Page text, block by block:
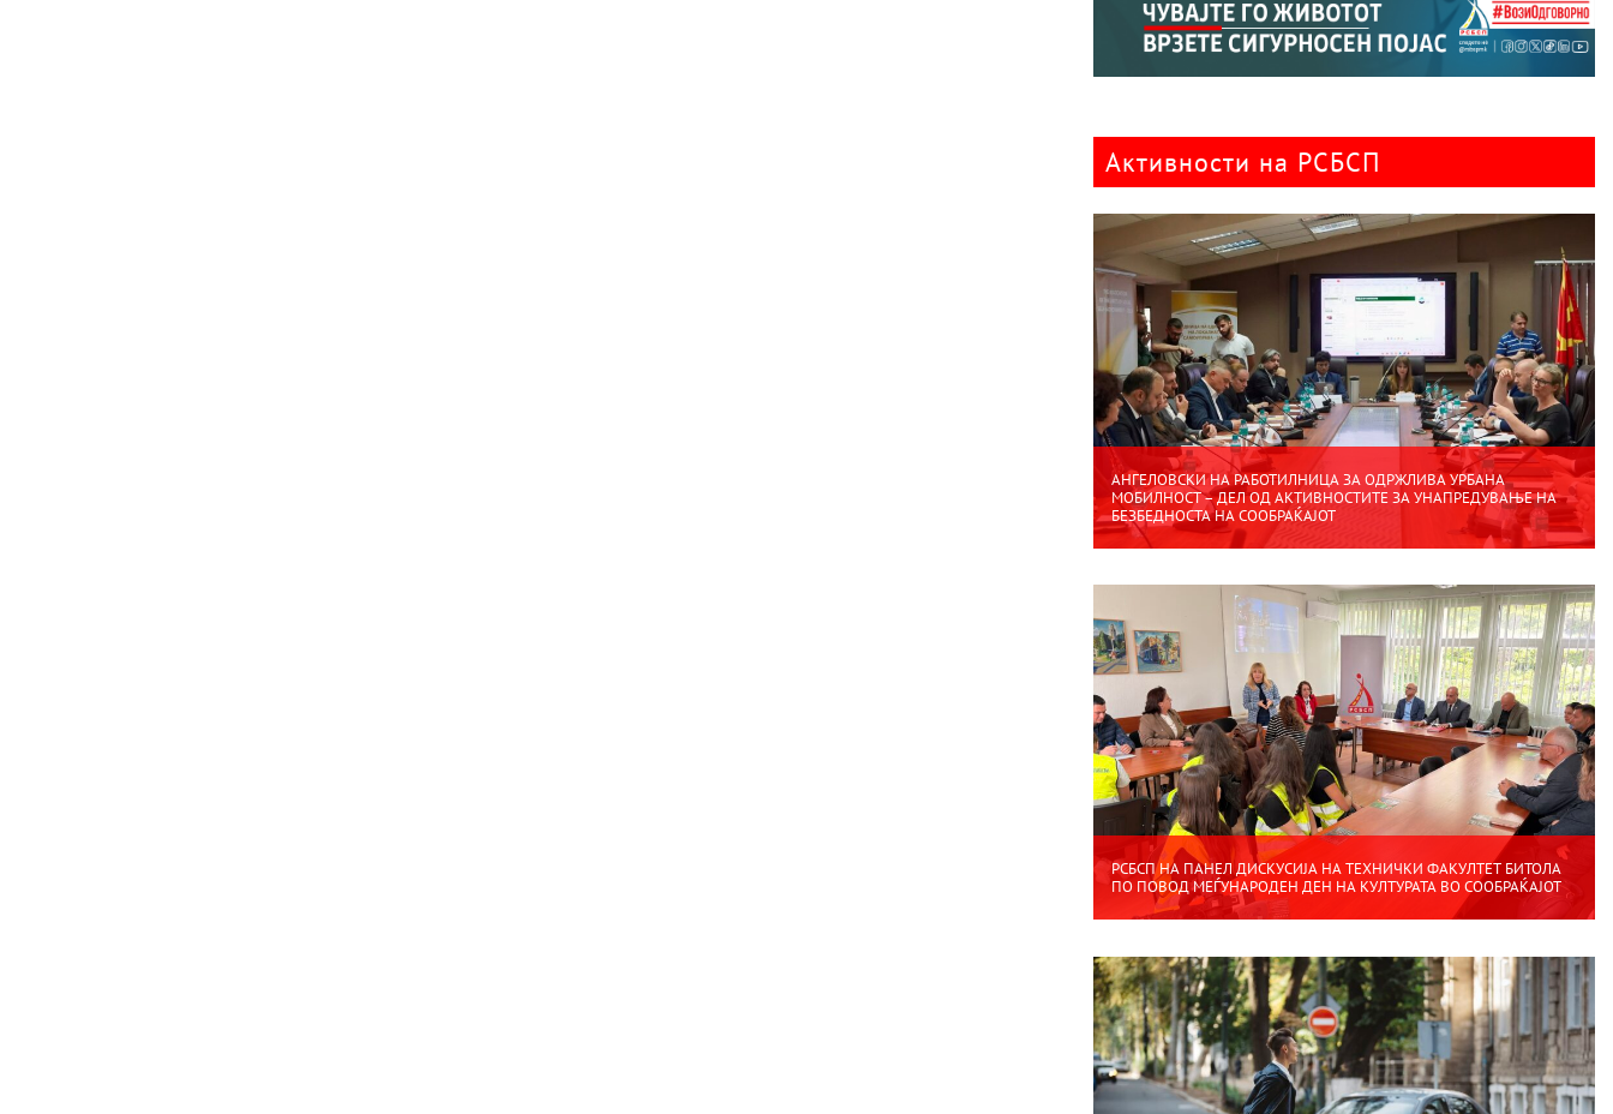
Активности на РСБСП
АНГЕЛОВСКИ НА РАБОТИЛНИЦА ЗА ОДРЖЛИВА УРБАНА
МОБИЛНОСТ – ДЕЛ ОД АКТИВНОСТИТЕ ЗА УНАПРЕДУВАЊЕ НА
БЕЗБЕДНОСТА НА СООБРАЌАЈОТ
РСБСП НА ПАНЕЛ ДИСКУСИЈА НА ТЕХНИЧКИ ФАКУЛТЕТ БИТОЛА
ПО ПОВОД МЕЃУНАРОДЕН ДЕН НА КУЛТУРАТА ВО СООБРАЌАЈОТ